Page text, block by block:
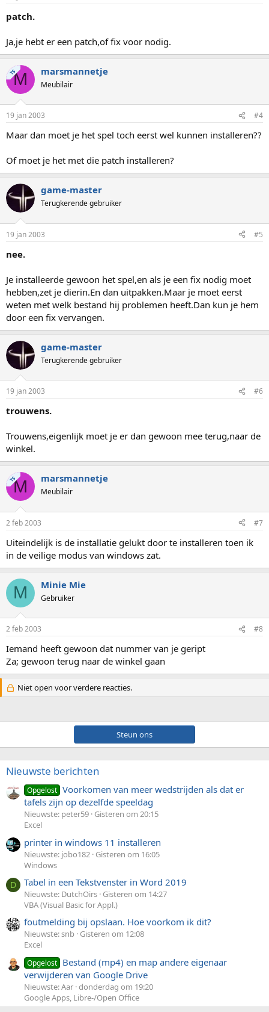
patch.
Ja,je hebt er een patch,of fix voor nodig.
TSM marsmannetje
Meubilair
19 jan 2003 #4
Maar dan moet je het spel toch eerst wel kunnen installeren??
Of moet je het met die patch installeren?
game-master
Terugkerende gebruiker
19 jan 2003 #5
nee.
Je installeerde gewoon het spel,en als je een fix nodig moet
hebben,zet je dierin.En dan uitpakken.Maar je moet eerst
weten met welk bestand hij problemen heeft.Dan kun je hem
door een fix vervangen.
game-master
Terugkerende gebruiker
19 jan 2003 #6
trouwens.
Trouwens,eigenlijk moet je er dan gewoon mee terug,naar de
winkel.
TSM marsmannetje
Meubilair
2 feb 2003 #7
Uiteindelijk is de installatie gelukt door te installeren toen ik
in de veilige modus van windows zat.
M Minie Mie
Gebruiker
2 feb 2003 #8
Iemand heeft gewoon dat nummer van je geript
Za; gewoon terug naar de winkel gaan
Niet open voor verdere reacties.
Steun ons
Nieuwste berichten
Opgelost Voorkomen van meer wedstrijden als dat er
tafels zijn op dezelfde speeldag
Nieuwste: peter59 Gisteren om 20:15
Excel
printer in windows 11 installeren
Nieuwste: jobo182 Gisteren om 16:05
Windows
D Tabel in een Tekstvenster in Word 2019
Nieuwste: DutchOirs Gisteren om 14:27
VBA (Visual Basic for Appl.)
foutmelding bij opslaan. Hoe voorkom ik dit?
Nieuwste: snb Gisteren om 12:08
Excel
Opgelost Bestand (mp4) en map andere eigenaar
verwijderen van Google Drive
Nieuwste: Aar donderdag om 19:20
Google Apps, Libre-/Open Office